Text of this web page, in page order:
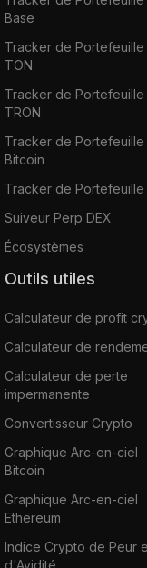
Base
Tracker de Portefeuille
TON
Tracker de Portefeuille
TRON
Tracker de Portefeuille
Bitcoin
Tracker de Portefeuille
Suiveur Perp DEX
Écosystèmes
Outils utiles
Calculateur de profit
Calculateur de
Calculateur de perte
impermanente
Convertisseur Crypto
Graphique Arc-en-ciel
Bitcoin
Graphique Arc-en-ciel
Ethereum
Indice Crypto de Peur
d'Avidité